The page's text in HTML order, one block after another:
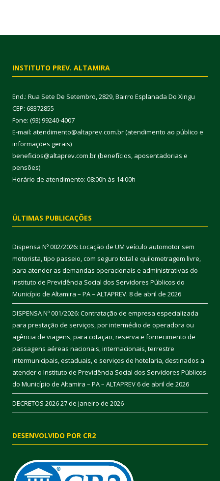
INSTITUTO PREV. ALTAMIRA
End.: Rua Sete De Setembro, 2829, Bairro Esplanada Do Xingu
CEP: 68372855
Fone: (93) 99240-4007
E-mail: atendimento@altaprev.com.br (atendimento ao público e
informações gerais)
beneficios@altaprev.com.br (benefícios, aposentadorias e
pensões)
Horário de atendimento: 08:00h às 14:00h
ÚLTIMAS PUBLICAÇÕES
Dispensa Nº 002/2026: Locação de UM veículo automotor sem
motorista, tipo passeio, com seguro total e quilometragem livre,
para atender as demandas operacionais e administrativas do
Instituto de Previdência Social dos Servidores Públicos do
Município de Altamira – PA – ALTAPREV. 8 de abril de 2026
DISPENSA Nº 001/2026: Contratação de empresa especializada
para prestação de serviços, por intermédio de operadora ou
agência de viagens, para cotação, reserva e fornecimento de
passagens aéreas nacionais, internacionais, terrestre
intermunicipais, estaduais, e serviços de hotelaria, destinados a
atender o Instituto de Previdência Social dos Servidores Públicos
do Município de Altamira – PA – ALTAPREV6 de abril de 2026
DECRETOS 202627 de janeiro de 2026
DESENVOLVIDO POR CR2